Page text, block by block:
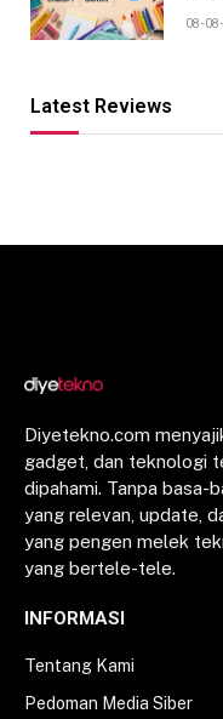
08-
Latest Reviews
Diyetekno.com
gadget, dan teknologi
dipahami. Tanpa basa-
yang relevan, update,
yang pengen melek
yang bertele-tele.
INFORMASI
Tentang Kami
Pedoman Media Siber